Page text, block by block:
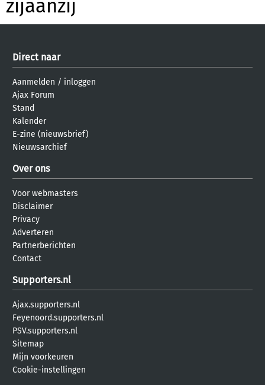
zijaanzij
Direct naar
Aanmelden / inloggen
Ajax Forum
Stand
Kalender
E-zine (nieuwsbrief)
Nieuwsarchief
Over ons
Voor webmasters
Disclaimer
Privacy
Adverteren
Partnerberichten
Contact
Supporters.nl
Ajax.supporters.nl
Feyenoord.supporters.nl
PSV.supporters.nl
Sitemap
Mijn voorkeuren
Cookie-instellingen